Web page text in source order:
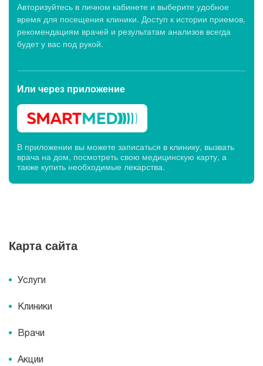
Авторизуйтесь в личном кабинете и выберите удобное
время для посещения клиники. Доступ к истории приемов,
рекомендациям врачей и результатам анализов всегда
будет у вас под рукой.
Или через приложение
В приложении вы можете записаться в клинику, вызвать
врача на дом, посмотреть свою медицинскую карту, а
также купить необходимые лекарства.
Карта сайта
Услуги
Клиники
Врачи
Акции